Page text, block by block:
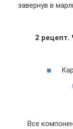
завернув в
2 рецепт.
Все